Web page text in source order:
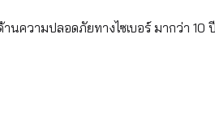
วามปลอดภัยทางไซเบอร์ มากว่า 10